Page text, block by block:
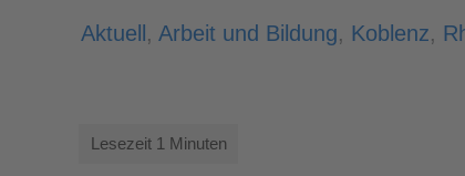
Aktuell,Arbeit und Bildung, Koblenz,